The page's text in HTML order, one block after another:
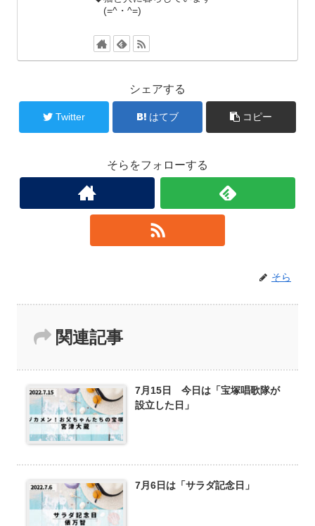
(=^・^=)
シェアする
Twitter はてブ コピー
そらをフォローする
そら
関連記事
7月15日 今日は「宝塚唱歌隊が
設立した日」
7月6日は「サラダ記念日」